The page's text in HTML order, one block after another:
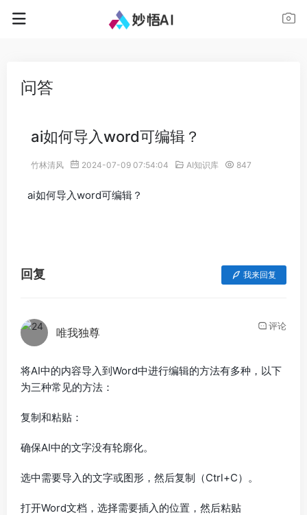
问答
ai如何导入word可编辑？
竹林清风 2024-07-09 07:54:04 AI知识库 847
ai如何导入word可编辑？
回复 我来回复
唯我独尊 评论
将AI中的内容导入到Word中进行编辑的方法有多种，以下
为三种常见的方法：
复制和粘贴：
确保AI中的文字没有轮廓化。
选中需要导入的文字或图形，然后复制（Ctrl+C）。
打开Word文档，选择需要插入的位置，然后粘贴